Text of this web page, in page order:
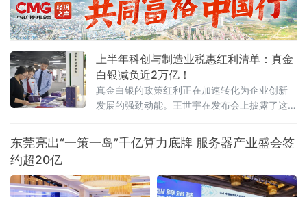
后可实现5000吨级船舶全潮通航；琼岛西北，海南洋浦区域国际集
装箱枢纽港扩建工程码头主体全面完工，年内将实现分区投产。一
批水运通道相继
上半年科创与制造业税惠红利清单：真金
白银减负近2万亿！
真金白银的政策红利正在加速转化为企业创新
发展的强劲动能。王世宇在发布会上披露了这
发费用加计扣除等支持企业创新投入和技术转
让的政策减税
东莞亮出“一策一岛”千亿算力底牌 服务器产业盛会签
约超20亿